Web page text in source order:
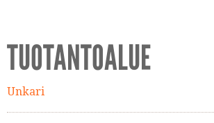
TUOTANTOALUE
Unkari